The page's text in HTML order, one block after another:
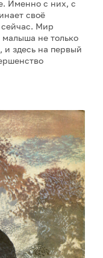
Именно с них, с
своё
сейчас. Мир
не только
и здесь на первый